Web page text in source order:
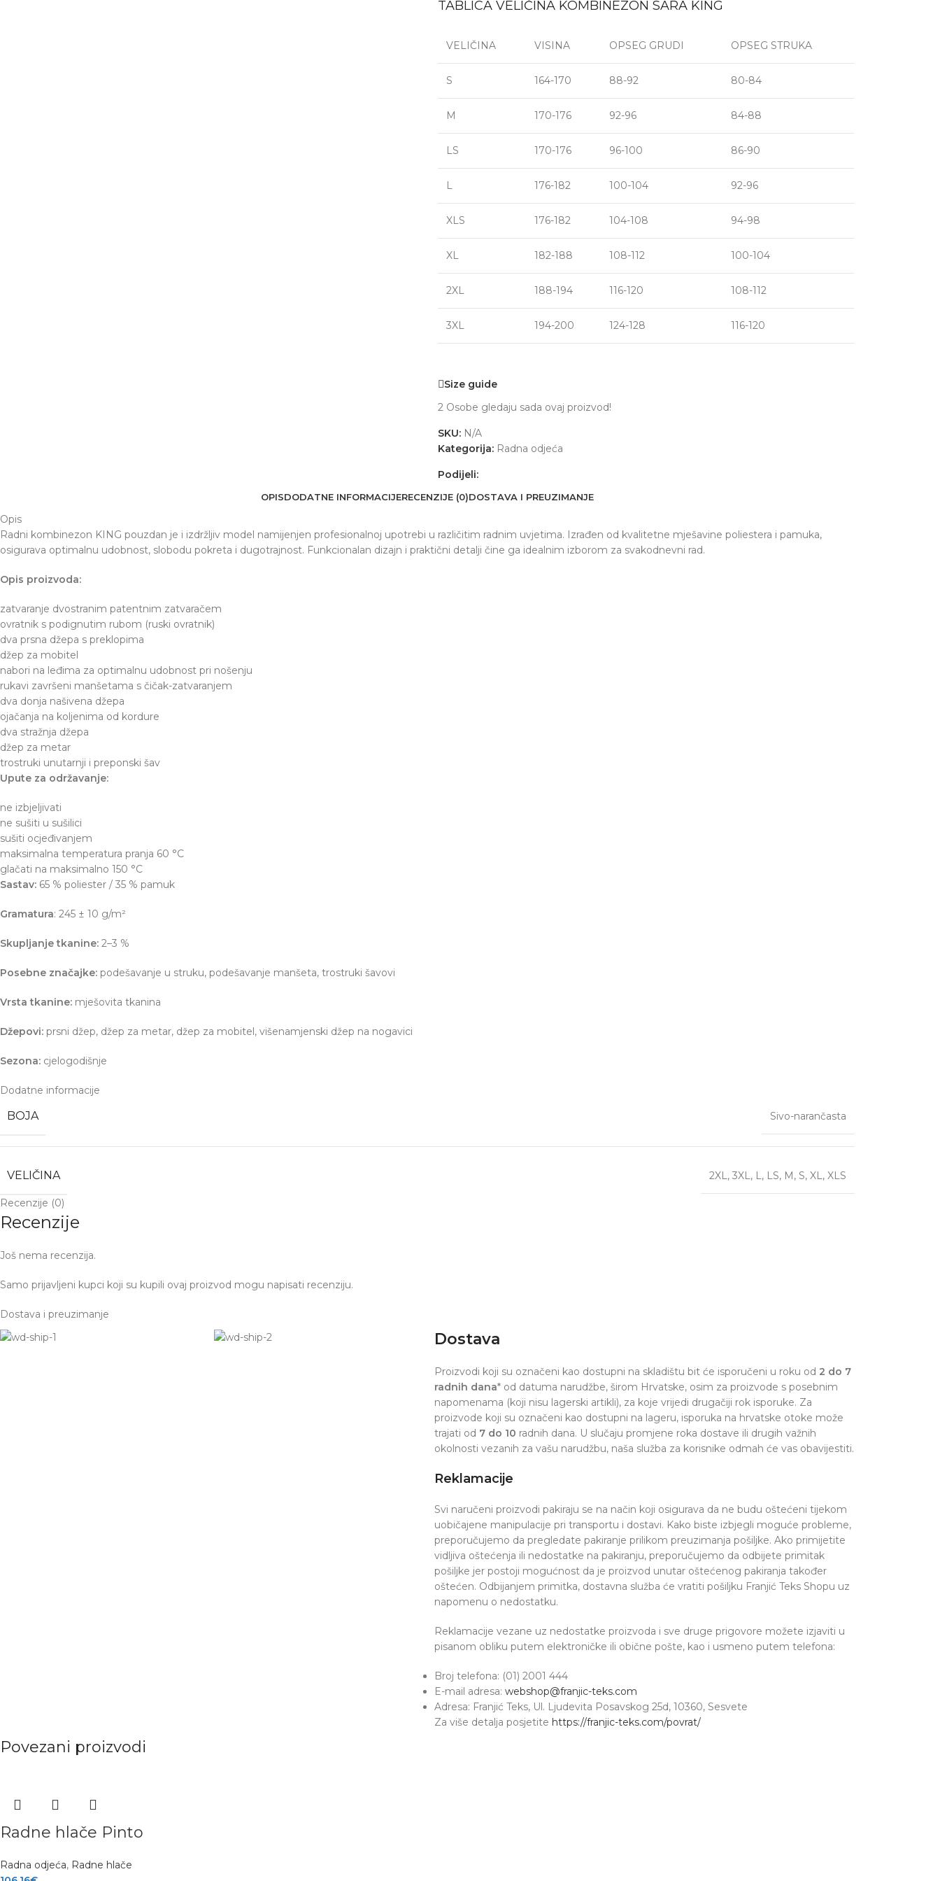
TABLICA VELIČINA KOMBINEZON SARA KING
VELIČINA VISINA OPSEG GRUDI OPSEG STRUKA
S 164-170 88-92 80-84
M 170-176 92-96 84-88
LS 170-176 96-100 86-90
L 176-182 100-104 92-96
XLS 176-182 104-108 94-98
XL 182-188 108-112 100-104
2XL 188-194 116-120 108-112
3XL 194-200 124-128 116-120
Size guide
2 Osobe gledaju sada ovaj proizvod!
SKU: N/A
Kategorija: Radna odjeća
Podijeli:
OPISDODATNE INFORMACIJERECENZIJE (0)DOSTAVA I PREUZIMANJE
Opis
Radni kombinezon KING pouzdan je i izdržljiv model namijenjen profesionalnoj upotrebi u različitim radnim uvjetima. Izrađen od kvalitetne mješavine poliestera i pamuka,
osigurava optimalnu udobnost, slobodu pokreta i dugotrajnost. Funkcionalan dizajn i praktični detalji čine ga idealnim izborom za svakodnevni rad.
Opis proizvoda:
zatvaranje dvostranim patentnim zatvaračem
ovratnik s podignutim rubom (ruski ovratnik)
dva prsna džepa s preklopima
džep za mobitel
nabori na leđima za optimalnu udobnost pri nošenju
rukavi završeni manšetama s čičak-zatvaranjem
dva donja našivena džepa
ojačanja na koljenima od kordure
dva stražnja džepa
džep za metar
trostruki unutarnji i preponski šav
Upute za održavanje:
ne izbjeljivati
ne sušiti u sušilici
sušiti ocjeđivanjem
maksimalna temperatura pranja 60 °C
glačati na maksimalno 150 °C
Sastav: 65 % poliester / 35 % pamuk
Gramatura: 245 ± 10 g/m²
Skupljanje tkanine: 2–3 %
Posebne značajke: podešavanje u struku, podešavanje manšeta, trostruki šavovi
Vrsta tkanine: mješovita tkanina
Džepovi: prsni džep, džep za metar, džep za mobitel, višenamjenski džep na nogavici
Sezona: cjelogodišnje
Dodatne informacije
BOJA Sivo-narančasta
VELIČINA 2XL, 3XL, L, LS, M, S, XL, XLS
Recenzije (0)
Recenzije
Još nema recenzija.
Samo prijavljeni kupci koji su kupili ovaj proizvod mogu napisati recenziju.
Dostava i preuzimanje
Dostava
Proizvodi koji su označeni kao dostupni na skladištu bit će isporučeni u roku od 2 do 7
radnih dana* od datuma narudžbe, širom Hrvatske, osim za proizvode s posebnim
napomenama (koji nisu lagerski artikli), za koje vrijedi drugačiji rok isporuke. Za
proizvode koji su označeni kao dostupni na lageru, isporuka na hrvatske otoke može
trajati od 7 do 10 radnih dana. U slučaju promjene roka dostave ili drugih važnih
okolnosti vezanih za vašu narudžbu, naša služba za korisnike odmah će vas obavijestiti.
Reklamacije
Svi naručeni proizvodi pakiraju se na način koji osigurava da ne budu oštećeni tijekom
uobičajene manipulacije pri transportu i dostavi. Kako biste izbjegli moguće probleme,
preporučujemo da pregledate pakiranje prilikom preuzimanja pošiljke. Ako primijetite
vidljiva oštećenja ili nedostatke na pakiranju, preporučujemo da odbijete primitak
pošiljke jer postoji mogućnost da je proizvod unutar oštećenog pakiranja također
oštećen. Odbijanjem primitka, dostavna služba će vratiti pošiljku Franjić Teks Shopu uz
napomenu o nedostatku.
Reklamacije vezane uz nedostatke proizvoda i sve druge prigovore možete izjaviti u
pisanom obliku putem elektroničke ili obične pošte, kao i usmeno putem telefona:
Broj telefona: (01) 2001 444
E-mail adresa: webshop@franjic-teks.com
Adresa: Franjić Teks, Ul. Ljudevita Posavskog 25d, 10360, Sesvete
Za više detalja posjetite https://franjic-teks.com/povrat/
Povezani proizvodi
Radne hlače Pinto
Radna odjeća, Radne hlače